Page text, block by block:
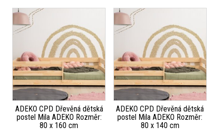
ADEKO CPD Dřevěná dětská
postel Mila ADEKO Rozměr:
80 x 160 cm
ADEKO CPD Dřevěná dětská
postel Mila ADEKO Rozměr:
80 x 140 cm